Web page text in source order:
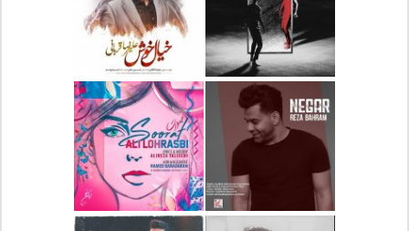
دانلود آلبوم جدید سیروان
خسروی بنام مونولوگ
دانلود آهنگ جدید علیرضا
قربانی بنام خیال خوش